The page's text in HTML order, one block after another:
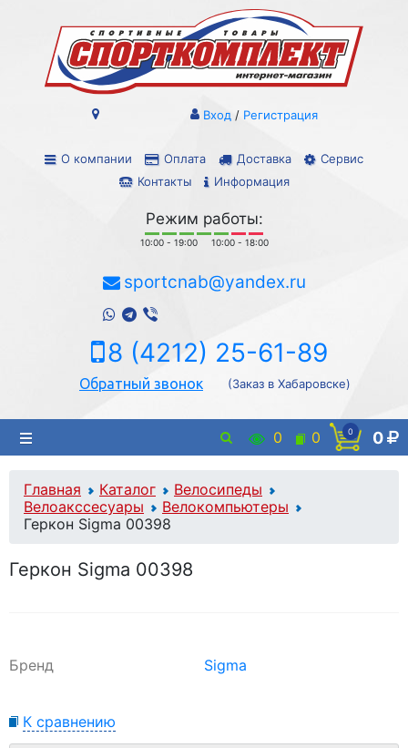
О компании Оплата Доставка
Сервис
Контакты
Информация
Вход / Регистрация
Режим работы:
10:00 - 19:00 10:00 - 18:00
sportcnab@yandex.ru
8 (4212) 25-61-89
Обратный звонок (Заказ в Хабаровске)
0 0 0 0
Главная Каталог
Велосипеды
Велоакссесуары
Велокомпьютеры
Геркон Sigma 00398
Геркон Sigma 00398
Бренд Sigma
К сравнению